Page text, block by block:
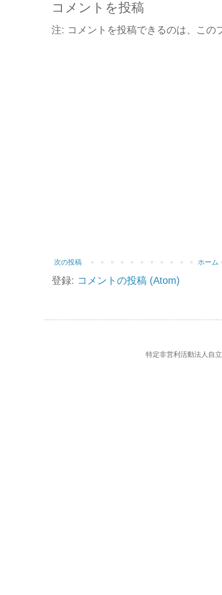
コメントを投稿
注: コメントを投稿できるのは、この
次の投稿 ホーム
登録: コメントの投稿 (Atom)
特定非営利活動法人自